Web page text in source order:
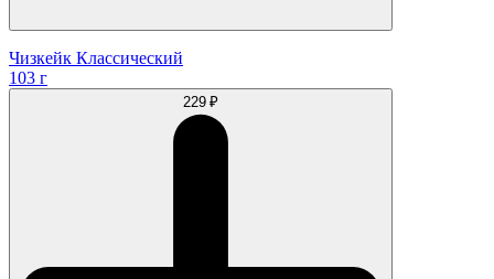
Чизкейк Классический
103 г
229 ₽